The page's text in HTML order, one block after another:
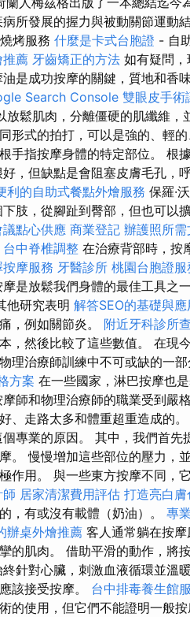
所發展的握力與被動關節運動
烤服務 什麼是卡式台胞證 - 自
推薦 牙齒矯正的方法 如有疑問，
是成功按摩的關鍵，質地和香
Search Console 雙眼皮手術
放鬆肌肉，分離僵硬的肌纖維，
形式的拍打，可以是強的、輕的
手指按摩身體的特定部位。 根
，但缺點是會阻塞皮膚毛孔，
利的自助式餐點外燴服務 保羅·
肢，從腳趾到臀部，但也可以
點心供應 商業登記 辦護照所需
台中脊椎調整 在治療背部時，按
摩服務 牙醫診所 桃園台胞證服
是放鬆我們身體的最佳工具之
他研究表明 解答SEO的基礎與應
，例如關節炎。 附近牙科診所
，然後比較了這些數值。 在現
理治療師訓練中不可或缺的一部
方案 在一些國家，淋巴按摩也
摩師和物理治療師的職業受到嚴
、走路太多和體重超重造成的
專業的原因。 其中，我們首
。 慢慢增加這些部位的壓力，
作用。 與一些東方按摩不同，
居家清潔費用評估 打造亮白
，有或沒有載體（奶油）。 專
辦桌外燴推薦 客人通常躺在按
的肌肉。 借助平滑的動作，將
針對心臟，刺激血液循環並溫
該接受按摩。 台中排毒養生館
的使用，但它們不能證明一般